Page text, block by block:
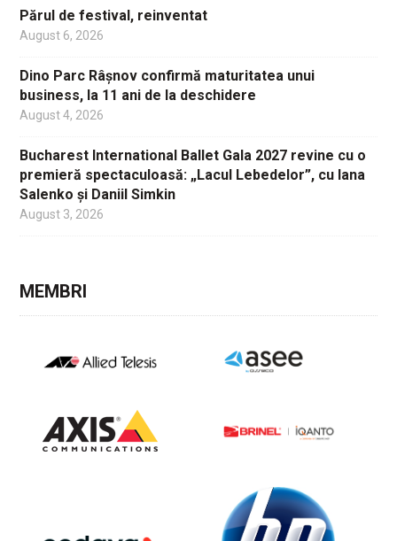
Părul de festival, reinventat
August 6, 2026
Dino Parc Râșnov confirmă maturitatea unui
business, la 11 ani de la deschidere
August 4, 2026
Bucharest International Ballet Gala 2027 revine cu o
premieră spectaculoasă: „Lacul Lebedelor”, cu Iana
Salenko și Daniil Simkin
August 3, 2026
MEMBRI